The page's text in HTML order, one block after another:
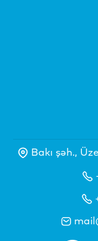
Bakı şəh.,